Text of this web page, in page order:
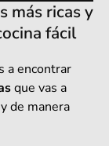
más ricas y
fácil
a encontrar
que vas a
de manera